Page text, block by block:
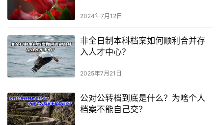
2024年7月12日
非全日制本科档案如何顺利合并存
入人才中心？
2025年7月21日
公对公转档到底是什么？为啥个人
档案不能自己交？